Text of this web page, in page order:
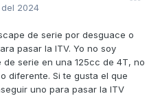
2024
de serie por desguace o
pasar la ITV. Yo no soy
serie en una 125cc de 4T, no
diferente. Si te gusta el que
uno para pasar la ITV